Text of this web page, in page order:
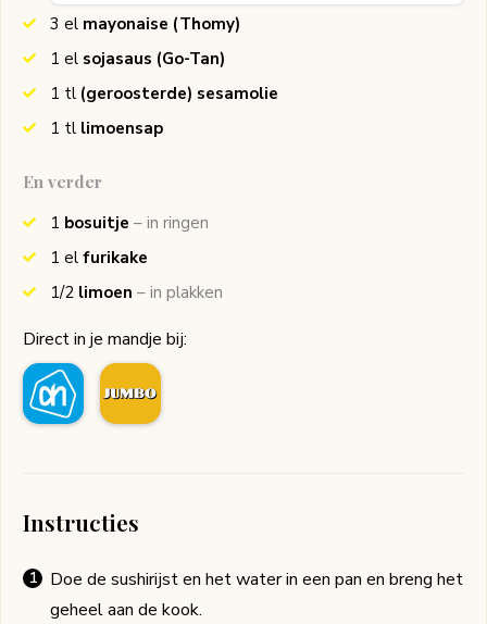
3 el mayonaise (Thomy)
1 el sojasaus (Go-Tan)
1 tl (geroosterde) sesamolie
1 tl limoensap
En verder
1 bosuitje – in ringen
1 el furikake
1/2 limoen – in plakken
Direct in je mandje bij:
Instructies
Doe de sushirijst en het water in een pan en breng het
geheel aan de kook.